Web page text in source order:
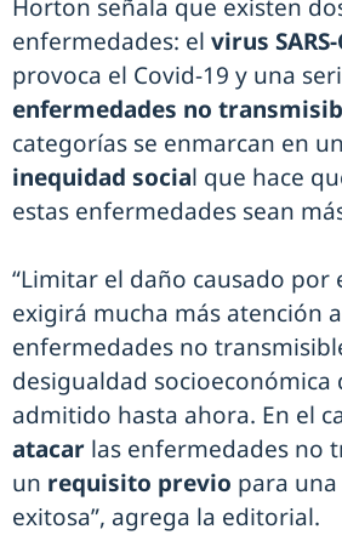
Horton señala que existen
enfermedades: el virus
provoca el Covid-19 y una
enfermedades no
categorías se enmarcan en
inequidad social que hace
estas enfermedades sean
“Limitar el daño causado por
exigirá mucha más atención
enfermedades no
desigualdad socioeconómica
admitido hasta ahora. En el
atacar las enfermedades no
un requisito previo para
exitosa”, agrega la editorial.